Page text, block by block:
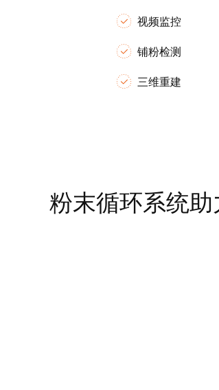
视频监控
铺粉检测
三维重建
粉末循环系统